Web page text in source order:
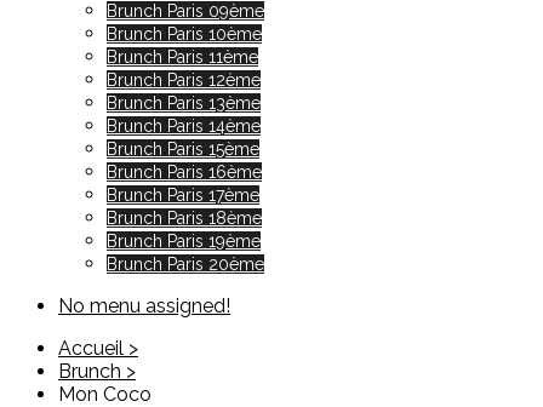
Brunch Paris 09ème
Brunch Paris 10ème
Brunch Paris 11ème
Brunch Paris 12ème
Brunch Paris 13ème
Brunch Paris 14ème
Brunch Paris 15ème
Brunch Paris 16ème
Brunch Paris 17ème
Brunch Paris 18ème
Brunch Paris 19ème
Brunch Paris 20ème
No menu assigned!
Accueil >
Brunch >
Mon Coco